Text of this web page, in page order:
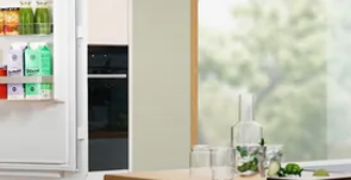
Vacatures
Contact